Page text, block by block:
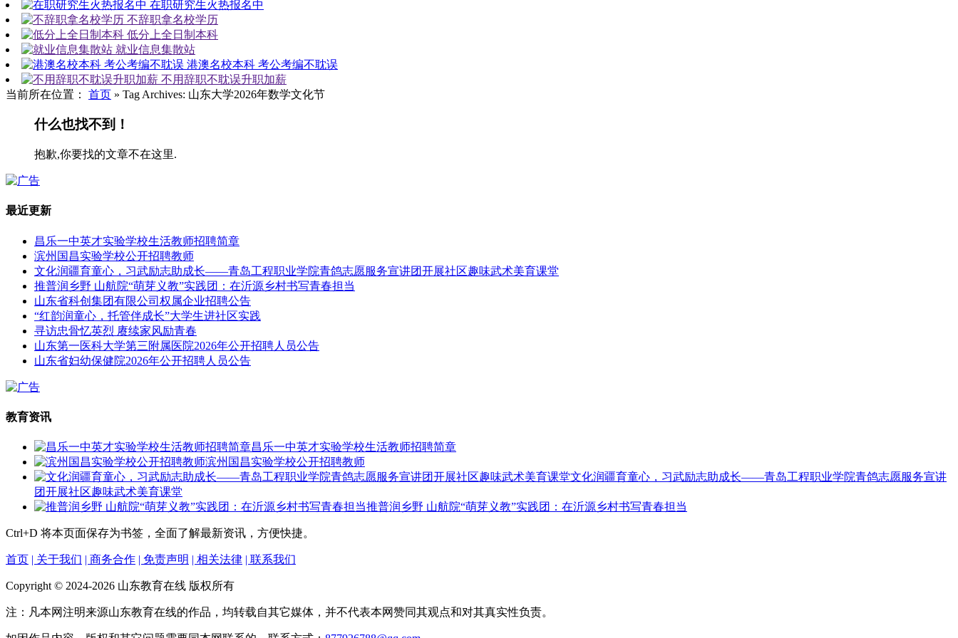
在职研究生火热报名中
不辞职拿名校学历
低分上全日制本科
就业信息集散站
港澳名校本科 考公考编不耽误
不用辞职不耽误升职加薪
当前所在位置： 首页 » Tag Archives: 山东大学2026年数学文化节
什么也找不到！
抱歉,你要找的文章不在这里.
最近更新
昌乐一中英才实验学校生活教师招聘简章
滨州国昌实验学校公开招聘教师
文化润疆育童心，习武励志助成长——青岛工程职业学院青鸽志愿服务宣讲团开展社区趣味武术美育课堂
推普润乡野 山航院“萌芽义教”实践团：在沂源乡村书写青春担当
山东省科创集团有限公司权属企业招聘公告
“红韵润童心，托管伴成长”大学生进社区实践
寻访忠骨忆英烈 赓续家风励青春
山东第一医科大学第三附属医院2026年公开招聘人员公告
山东省妇幼保健院2026年公开招聘人员公告
教育资讯
昌乐一中英才实验学校生活教师招聘简章
滨州国昌实验学校公开招聘教师
文化润疆育童心，习武励志助成长——青岛工程职业学院青鸽志愿服务宣讲
团开展社区趣味武术美育课堂
推普润乡野 山航院“萌芽义教”实践团：在沂源乡村书写青春担当
Ctrl+D 将本页面保存为书签，全面了解最新资讯，方便快捷。
首页 | 关于我们 | 商务合作 | 免责声明 | 相关法律 | 联系我们
Copyright © 2024-2026 山东教育在线 版权所有
注：凡本网注明来源山东教育在线的作品，均转载自其它媒体，并不代表本网赞同其观点和对其真实性负责。